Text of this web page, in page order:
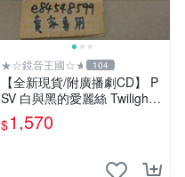
★☆鏡音王國☆★ 104
【全新現貨/附廣播劇CD】 P
SV 白與黑的愛麗絲 Twilight li
ne 純日版 日文版 白と黒のア
リス
$1,570